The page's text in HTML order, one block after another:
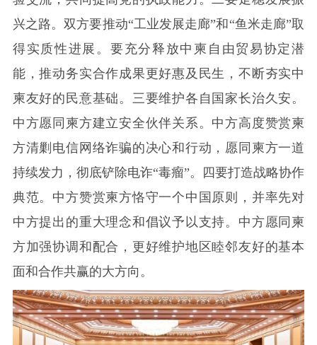
兴之路。双方要推动“工业发展走廊”和“鱼米走廊”取
得实质性进展。要充分释放中柬自由贸易协定潜
能，推动务实合作成果更好惠及民生，不断夯实中
柬友好的民意基础。三要维护各自国家长治久安。
中方愿同柬方建立安全伙伴关系。中方高度赞赏柬
方清剿电信网络诈骗的决心和行动，愿同柬方一道
持续发力，彻底铲除电诈“毒瘤”。四要打造战略协作
典范。中方赞赏柬方恪守一个中国原则，并率先对
中方提出的重大理念和倡议予以支持。中方愿同柬
方加强协调和配合，更好维护地区睦邻友好的基本
面和合作共赢的大方向。